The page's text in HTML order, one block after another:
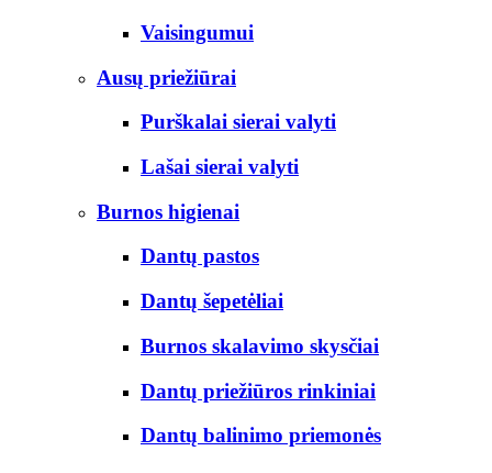
Vaisingumui
Ausų priežiūrai
Purškalai sierai valyti
Lašai sierai valyti
Burnos higienai
Dantų pastos
Dantų šepetėliai
Burnos skalavimo skysčiai
Dantų priežiūros rinkiniai
Dantų balinimo priemonės